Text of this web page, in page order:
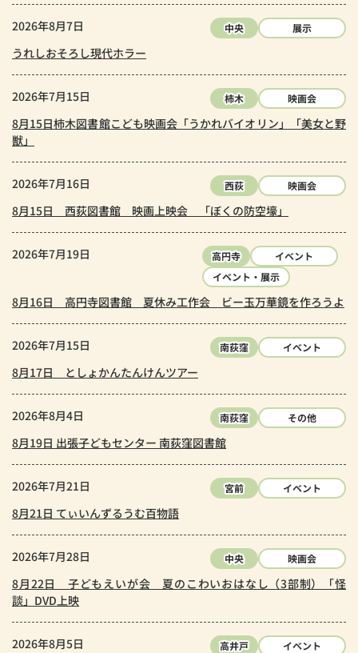
2026年8月7日 中央 展示
うれしおそろし現代ホラー
2026年7月15日 柿木 映画会
8月15日柿木図書館こども映画会「うかれバイオリン」「美女と野
獣」
2026年7月16日 西荻 映画会
8月15日 西荻図書館 映画上映会 「ぼくの防空壕」
2026年7月19日 高円寺
イベント
イベント・展示
8月16日 高円寺図書館 夏休み工作会 ビー玉万華鏡を作ろうよ
2026年7月15日 南荻窪 イベント
8月17日 としょかんたんけんツアー
2026年8月4日 南荻窪 その他
8月19日 出張子どもセンター 南荻窪図書館
2026年7月21日 宮前 イベント
8月21日 てぃいんずるうむ百物語
2026年7月28日 中央 映画会
8月22日 子どもえいが会 夏のこわいおはなし（3部制）「怪
談」DVD上映
2026年8月5日 高井戸 イベント